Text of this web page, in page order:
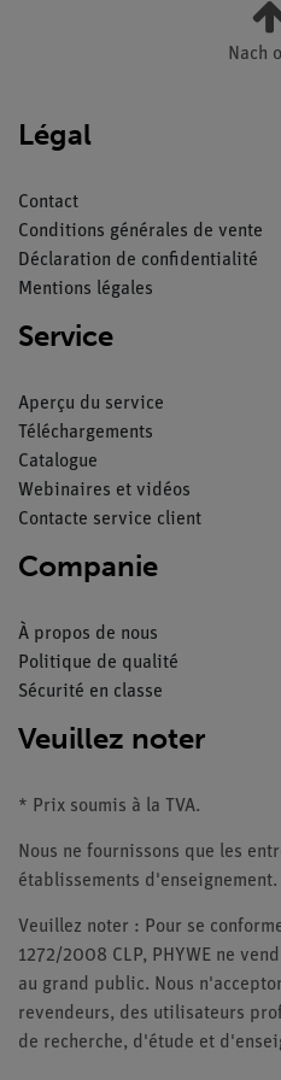
Nach
Légal
Contact
Conditions générales de vente
Déclaration de confidentialité
Mentions légales
Service
Aperçu du service
Téléchargements
Catalogue
Webinaires et vidéos
Contacte service client
Companie
À propos de nous
Politique de qualité
Sécurité en classe
Veuillez noter
* Prix soumis à la TVA.
Nous ne fournissons que les
établissements
Veuillez noter : Pour se
1272/2008 CLP, PHYWE ne
au grand public. Nous
revendeurs, des utilisateurs
de recherche, d'étude et